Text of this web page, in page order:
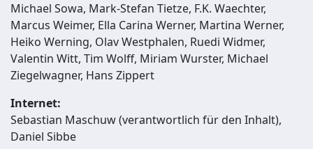
Michael Sowa, Mark-Stefan Tietze, F.K. Waechter,
Marcus Weimer, Ella Carina Werner, Martina Werner,
Heiko Werning, Olav Westphalen, Ruedi Widmer,
Valentin Witt, Tim Wolff, Miriam Wurster, Michael
Ziegelwagner, Hans Zippert
Internet:
Sebastian Maschuw (verantwortlich für den Inhalt),
Daniel Sibbe